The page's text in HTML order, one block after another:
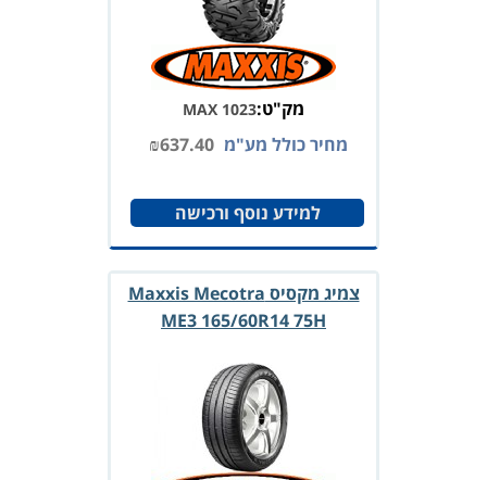
מק"ט:MAX 1023
מחיר כולל מע"מ ₪637.40
למידע נוסף ורכישה
צמיג מקסיס Maxxis Mecotra
ME3 165/60R14 75H